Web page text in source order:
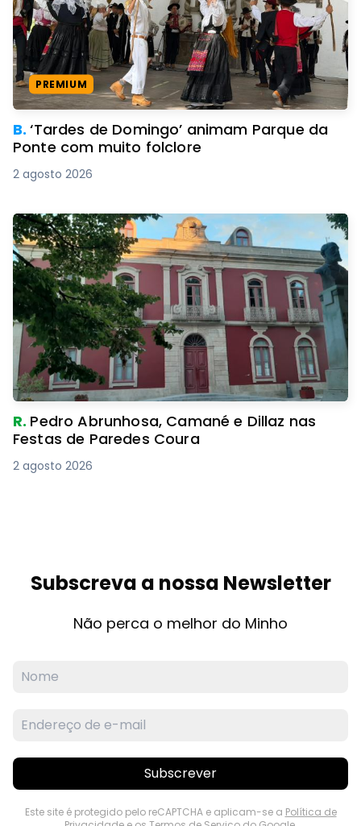
PREMIUM
B.‘Tardes de Domingo’ animam Parque da
Ponte com muito folclore
2 agosto 2026
R. Pedro Abrunhosa, Camané e Dillaz nas
Festas de Paredes Coura
2 agosto 2026
Subscreva a nossa Newsletter
Não perca o melhor do Minho
Subscrever
Este site é protegido pelo reCAPTCHA e aplicam-se a Política de